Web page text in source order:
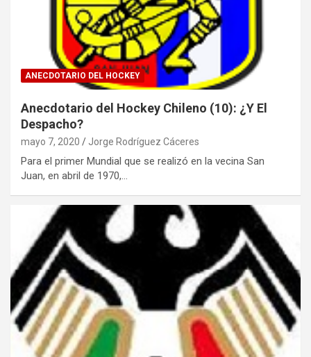
ANECDOTARIO DEL HOCKEY
Anecdotario del Hockey Chileno (10): ¿Y El
Despacho?
mayo 7, 2020 Jorge Rodríguez Cáceres
Para el primer Mundial que se realizó en la vecina San
Juan, en abril de 1970,…